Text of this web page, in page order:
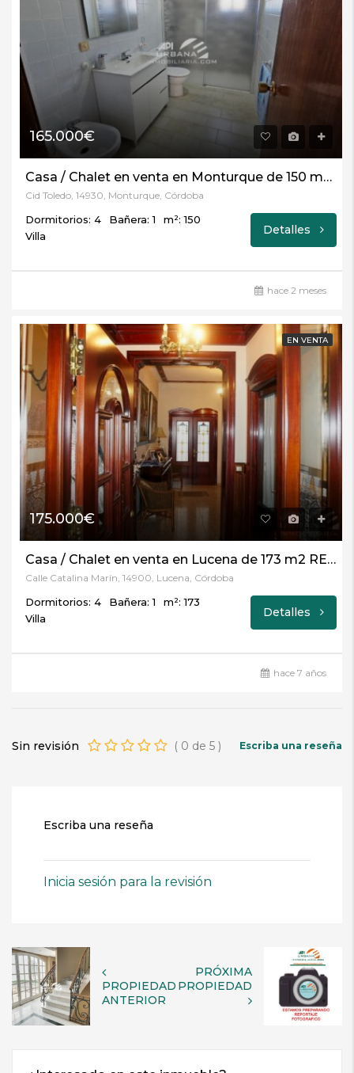
165.000€
Casa / Chalet en venta en Monturque de 150 m2 REF:5502
Cid Toledo, 14930, Monturque, Córdoba
Dormitorios: 4 Bañera: 1
m²: 150
Villa
Detalles
hace 2 meses
EN VENTA
175.000€
Casa / Chalet en venta en Lucena de 173 m2 REF:3211
Calle Catalina Marín, 14900, Lucena, Córdoba
Dormitorios: 4 Bañera: 1
m²: 173
Villa
Detalles
hace 7 años
Sin revisión ( 0 de 5 ) Escriba una reseña
Escriba una reseña
Inicia sesión para la revisión
PROPIEDAD
ANTERIOR
PRÓXIMA
PROPIEDAD